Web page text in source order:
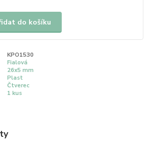
do košíku
KPO1530
Fialová
26x5 mm
Plast
Čtverec
1 kus